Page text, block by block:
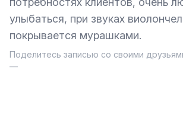
улыбаться, при звуках
покрывается мурашками.
Поделитесь записью со своими
—